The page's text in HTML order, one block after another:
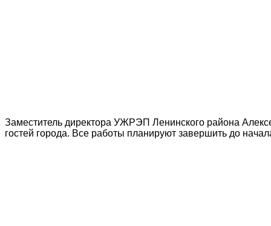
Заместитель директора УЖРЭП Ленинского района
гостей города. Все работы планируют завершить до